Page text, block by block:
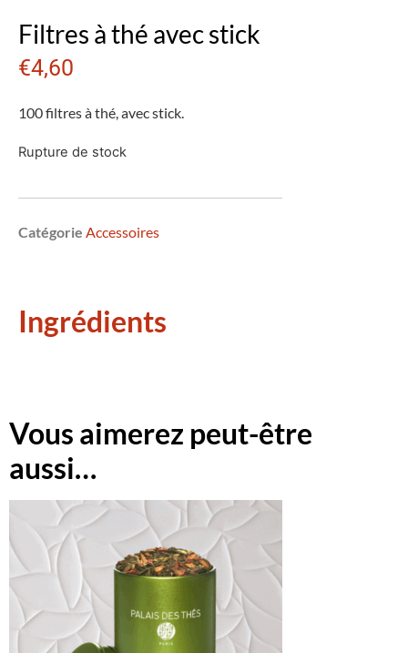
Filtres à thé avec stick
€4,60
100 filtres à thé, avec stick.
Rupture de stock
Catégorie Accessoires
Ingrédients
Vous aimerez peut-être
aussi…